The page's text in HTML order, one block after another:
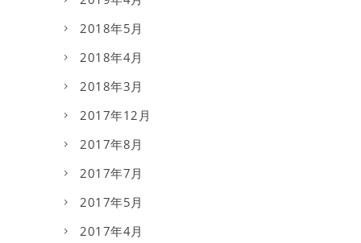
2018年5月
2018年4月
2018年3月
2017年12月
2017年8月
2017年7月
2017年5月
2017年4月